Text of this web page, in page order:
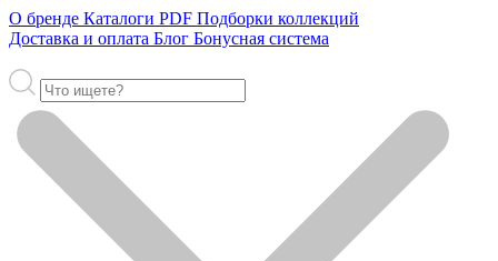
О бренде Каталоги PDF Подборки коллекций
Доставка и оплата Блог Бонусная система